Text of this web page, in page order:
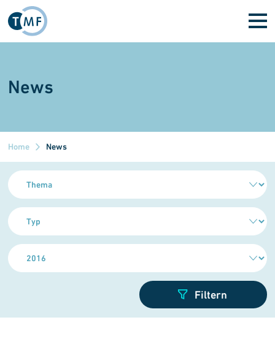
Direkt zum Inhalt
News
Home News